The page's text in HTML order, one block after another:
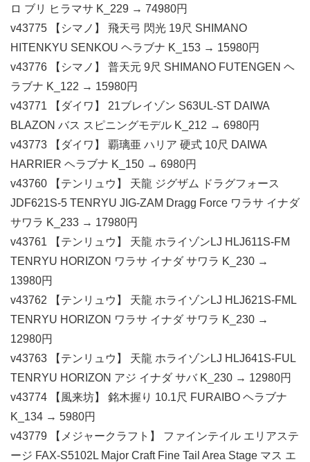
ロ ブリ ヒラマサ K_229 → 74980円
v43775 【シマノ】 飛天弓 閃光 19尺 SHIMANO
HITENKYU SENKOU ヘラブナ K_153 → 15980円
v43776 【シマノ】 普天元 9尺 SHIMANO FUTENGEN ヘ
ラブナ K_122 → 15980円
v43771 【ダイワ】 21ブレイゾン S63UL-ST DAIWA
BLAZON バス スピニングモデル K_212 → 6980円
v43773 【ダイワ】 覇璃亜 ハリア 硬式 10尺 DAIWA
HARRIER ヘラブナ K_150 → 6980円
v43760 【テンリュウ】 天龍 ジグザム ドラグフォース
JDF621S-5 TENRYU JIG-ZAM Dragg Force ワラサ イナダ
サワラ K_233 → 17980円
v43761 【テンリュウ】 天龍 ホライゾンLJ HLJ611S-FM
TENRYU HORIZON ワラサ イナダ サワラ K_230 →
13980円
v43762 【テンリュウ】 天龍 ホライゾンLJ HLJ621S-FML
TENRYU HORIZON ワラサ イナダ サワラ K_230 →
12980円
v43763 【テンリュウ】 天龍 ホライゾンLJ HLJ641S-FUL
TENRYU HORIZON アジ イナダ サバ K_230 → 12980円
v43774 【風来坊】 銘木握り 10.1尺 FURAIBO ヘラブナ
K_134 → 5980円
v43779 【メジャークラフト】 ファインテイル エリアステ
ージ FAX-S5102L Major Craft Fine Tail Area Stage マス エ